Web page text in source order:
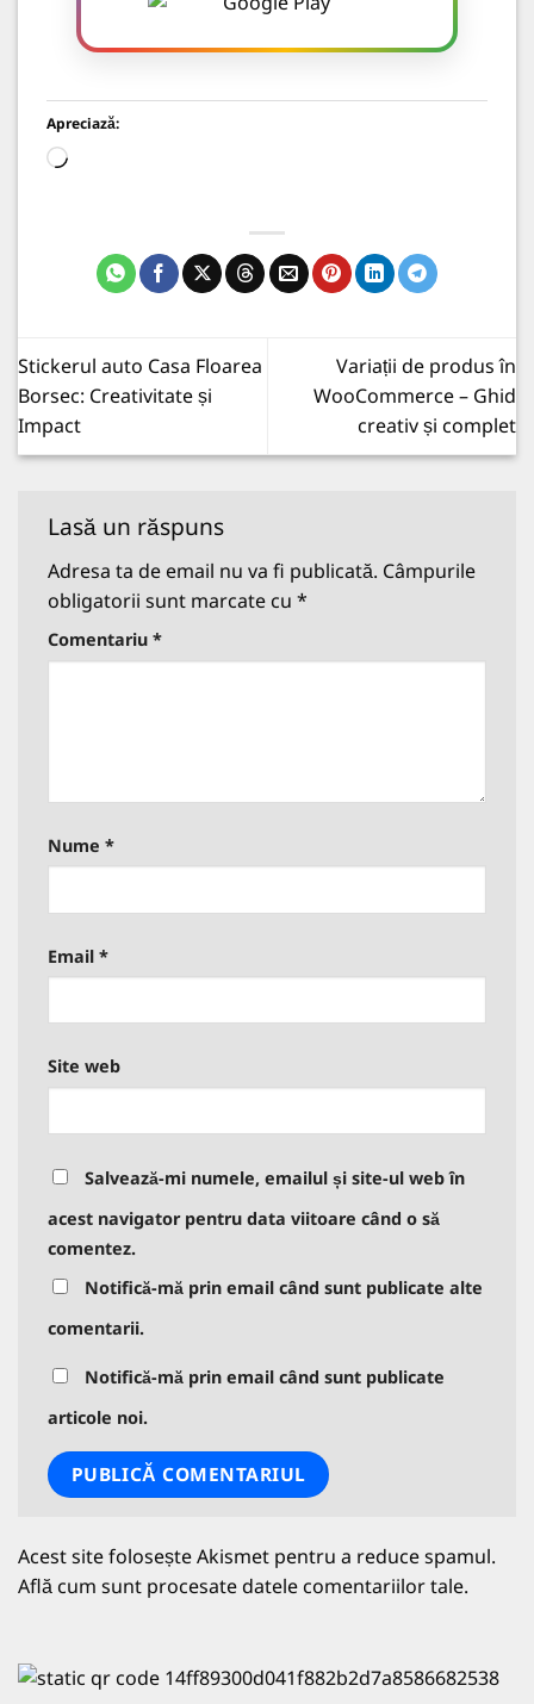
Apreciază:
Încarc...
Stickerul auto Casa Floarea
Borsec: Creativitate și
Impact
Variații de produs în
WooCommerce – Ghid
creativ și complet
Lasă un răspuns
Adresa ta de email nu va fi publicată. Câmpurile
obligatorii sunt marcate cu *
Comentariu *
Nume *
Email *
Site web
Salvează-mi numele, emailul și site-ul web în
acest navigator pentru data viitoare când o să
comentez.
Notifică-mă prin email când sunt publicate alte
comentarii.
Notifică-mă prin email când sunt publicate
articole noi.
Acest site folosește Akismet pentru a reduce spamul.
Află cum sunt procesate datele comentariilor tale.